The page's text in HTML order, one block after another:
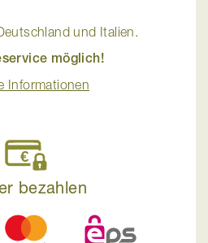
und Italien.
möglich!
Informationen
bezahlen